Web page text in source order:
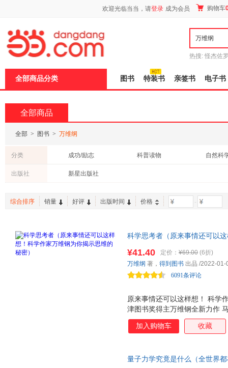
欢迎光临当当，请登录 成为会员 购物车
热搜: 怪杰佐
全部商品分类 图书 特装书 亲签书 电子书
全部商品
全部 > 图书 > 万维纲
分类 成功/励志 科普读物
自然科
法律
出版社 新星出版社
综合排序 销量 好评 出版时间 价格 -
科学思考者（原来事情还可以
头强烈推荐！
原来事情还可以这样想！ 科学
津图书奖得主万维钢全新力作
这部书稿之前，我从不知道，
的阿姨相信靳东在和自己通过
平白无故地发生在你身上。 这
¥41.40 定价： ¥69.00 (6折)
6091条评论
万维纲 著， 得到图书 出品 /2022-01-
加入购物车 收藏
量子力学究竟是什么（全世界
页
加